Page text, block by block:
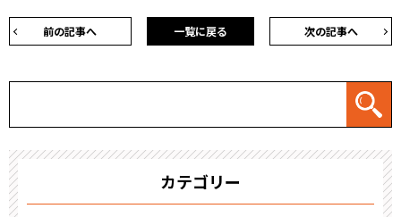
前の記事へ 次の記事へ
一覧に戻る
カテゴリー